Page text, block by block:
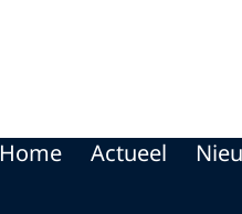
Home Actueel